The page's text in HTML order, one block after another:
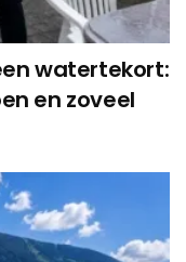
watertekort:
en zoveel